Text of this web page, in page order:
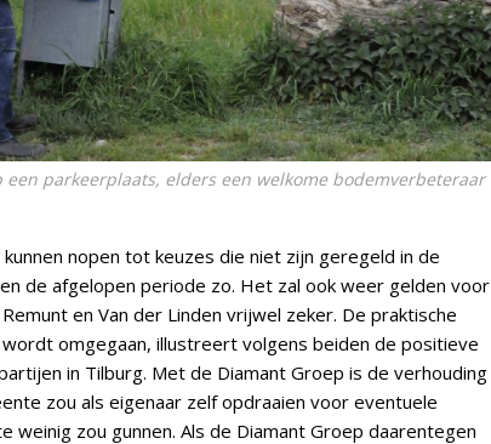
een parkeerplaats, elders een welkome bodemverbeteraar
nopen tot keuzes die niet zijn geregeld in de
de afgelopen periode zo. Het zal ook weer gelden voor
en Van der Linden vrijwel zeker. De praktische
omgegaan, illustreert volgens beiden de positieve
in Tilburg. Met de Diamant Groep is de verhouding
zou als eigenaar zelf opdraaien voor eventuele
weinig zou gunnen. Als de Diamant Groep daarentegen